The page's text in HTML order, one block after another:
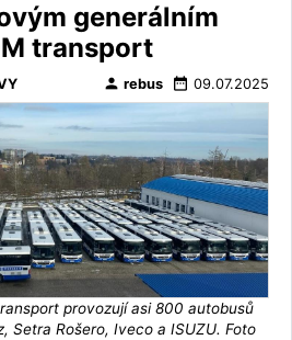
generálním
transport
person rebus date_range 09.07.2025
provozují asi 800 autobusů
Setra Rošero, Iveco a ISUZU. Foto